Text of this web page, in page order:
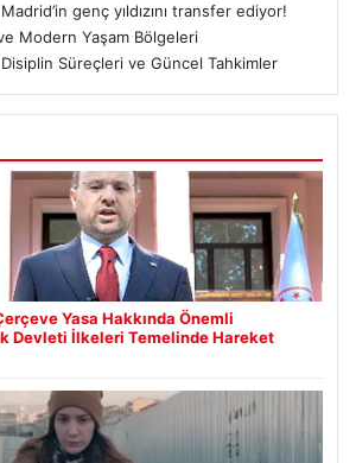
genç yıldızını transfer ediyor!
Modern Yaşam Bölgeleri
Disiplin Süreçleri ve Güncel Tahkimler
Yasa Hakkında Önemli
Devleti İlkeleri Temelinde Hareket